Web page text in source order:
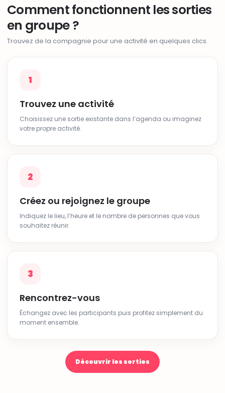
Comment fonctionnent les sorties
en groupe ?
Trouvez de la compagnie pour une activité en quelques clics.
1
Trouvez une activité
Choisissez une sortie existante dans l’agenda ou imaginez
votre propre activité.
2
Créez ou rejoignez le groupe
Indiquez le lieu, l’heure et le nombre de personnes que vous
souhaitez réunir.
3
Rencontrez-vous
Échangez avec les participants puis profitez simplement du
moment ensemble.
Découvrir les sorties